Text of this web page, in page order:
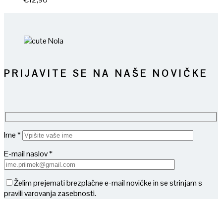
PRIJAVITE SE NA NAŠE NOVIČKE
Ime *
E-mail naslov *
Želim prejemati brezplačne e-mail novičke in se strinjam s
pravili varovanja zasebnosti.